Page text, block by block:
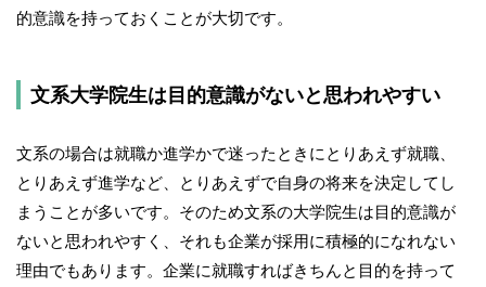
的意識を持っておくことが大切です。
文系大学院生は目的意識がないと思われやすい
文系の場合は就職か進学かで迷ったときにとりあえず就職、
とりあえず進学など、とりあえずで自身の将来を決定してし
まうことが多いです。そのため文系の大学院生は目的意識が
ないと思われやすく、それも企業が採用に積極的になれない
理由でもあります。企業に就職すればきちんと目的を持って